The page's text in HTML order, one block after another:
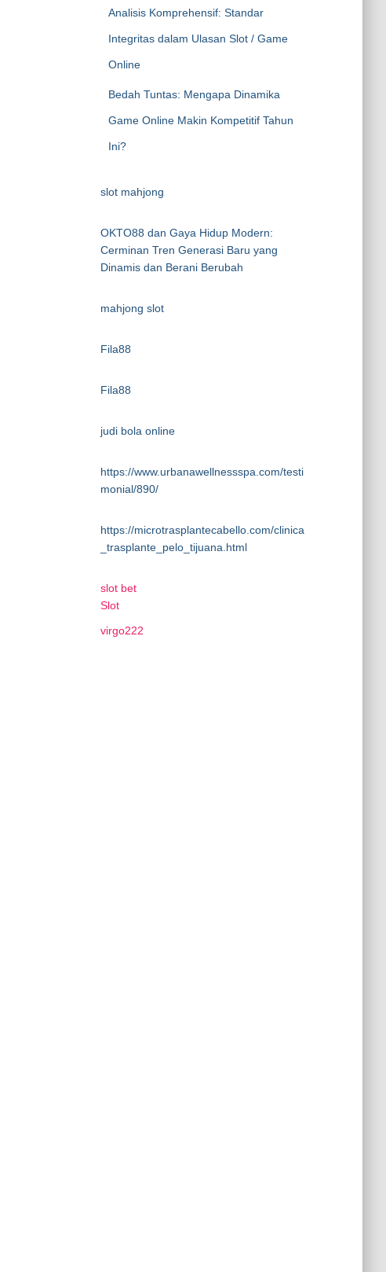
Analisis Komprehensif: Standar
Integritas dalam Ulasan Slot / Game
Online
Bedah Tuntas: Mengapa Dinamika
Game Online Makin Kompetitif Tahun
Ini?
slot mahjong
OKTO88 dan Gaya Hidup Modern:
Cerminan Tren Generasi Baru yang
Dinamis dan Berani Berubah
mahjong slot
Fila88
Fila88
judi bola online
https://www.urbanawellnessspa.com/testi
monial/890/
https://microtrasplantecabello.com/clinica
_trasplante_pelo_tijuana.html
slot bet
Slot
virgo222